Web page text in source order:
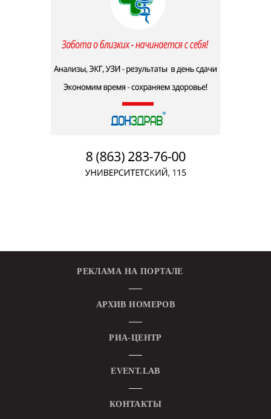
РЕКЛАМА НА ПОРТАЛЕ
АРХИВ НОМЕРОВ
РИА-ЦЕНТР
EVENT.LAB
КОНТАКТЫ